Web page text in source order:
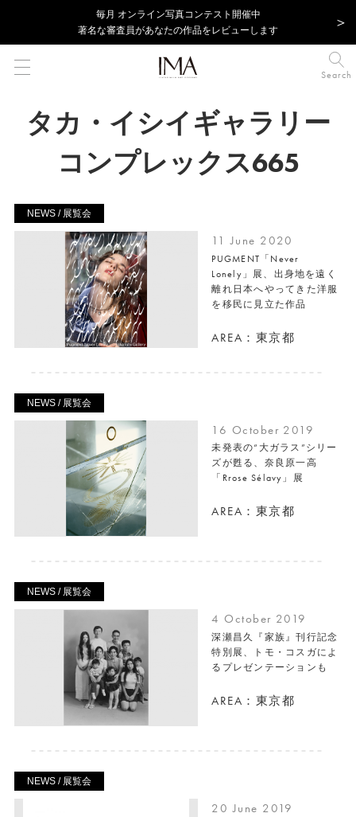
毎⽉ オンライン写真コンテスト開催中
著名な審査員があなたの作品をレビューします
Search
タカ・イシイギャラリー
コンプレックス665
NEWS / 展覧会
11 June 2020
PUGMENT「Never
Lonely」展、出身地を遠く
離れ日本へやってきた洋服
を移民に見立た作品
AREA：東京都
NEWS / 展覧会
16 October 2019
未発表の“大ガラス”シリー
ズが甦る、奈良原一高
「Rrose Sélavy」展
AREA：東京都
NEWS / 展覧会
4 October 2019
深瀬昌久『家族』刊行記念
特別展、トモ・コスガによ
るプレゼンテーションも
AREA：東京都
NEWS / 展覧会
20 June 2019